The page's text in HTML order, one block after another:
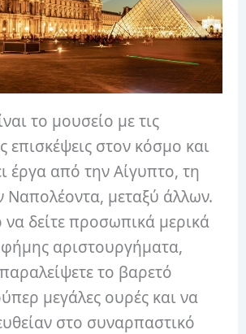
το μουσείο με τις
επισκέψεις στον κόσμο και
έργα από την Αίγυπτο, τη
Ναπολέοντα, μεταξύ άλλων.
να δείτε προσωπικά μερικά
αριστουργήματα,
το βαρετό
μεγάλες ουρές και να
στο συναρπαστικό